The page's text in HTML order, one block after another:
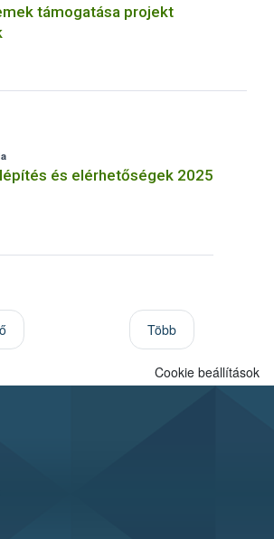
támogatása projekt
és elérhetőségek 2025
Több
Cookie beállítások